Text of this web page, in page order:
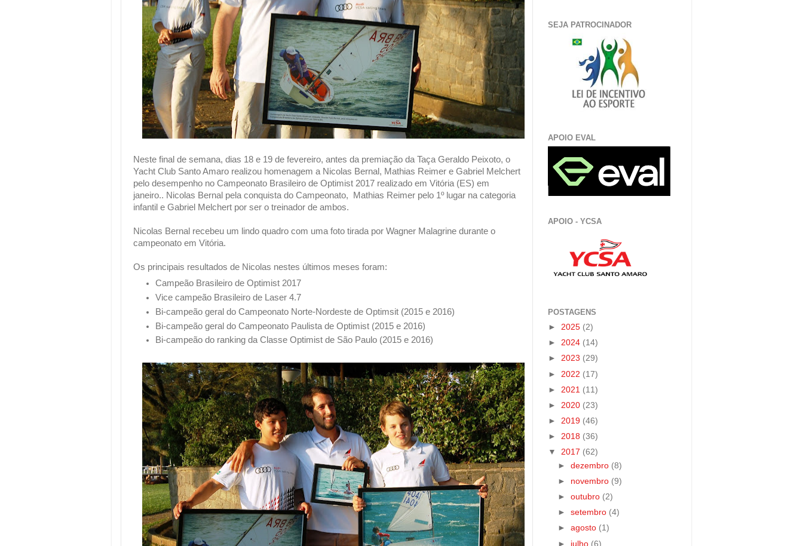
Neste final de semana, dias 18 e 19 de fevereiro, antes da premiação da Taça Geraldo Peixoto, o
Yacht Club Santo Amaro realizou homenagem a Nicolas Bernal, Mathias Reimer e Gabriel Melchert
pelo desempenho no Campeonato Brasileiro de Optimist 2017 realizado em Vitória (ES) em
janeiro.. Nicolas Bernal pela conquista do Campeonato, Mathias Reimer pelo 1º lugar na categoria
infantil e Gabriel Melchert por ser o treinador de ambos.
Nicolas Bernal recebeu um lindo quadro com uma foto tirada por Wagner Malagrine durante o
campeonato em Vitória.
Os principais resultados de Nicolas nestes últimos meses foram:
Campeão Brasileiro de Optimist 2017
Vice campeão Brasileiro de Laser 4.7
Bi-campeão geral do Campeonato Norte-Nordeste de Optimsit (2015 e 2016)
Bi-campeão geral do Campeonato Paulista de Optimist (2015 e 2016)
Bi-campeão do ranking da Classe Optimist de São Paulo (2015 e 2016)
SEJA PATROCINADOR
APOIO EVAL
APOIO - YCSA
POSTAGENS
► 2025 (2)
► 2024 (14)
► 2023 (29)
► 2022 (17)
► 2021 (11)
► 2020 (23)
► 2019 (46)
► 2018 (36)
▼ 2017 (62)
►dezembro (8)
► novembro (9)
►outubro (2)
►setembro (4)
►agosto (1)
► julho (6)